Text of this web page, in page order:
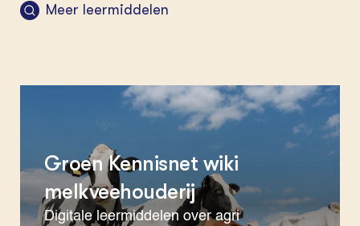
Meer leermiddelen
Groen Kennisnet wiki
melkveehouderij
Digitale leermiddelen over agri